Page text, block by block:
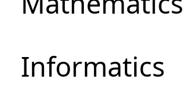
Informatics